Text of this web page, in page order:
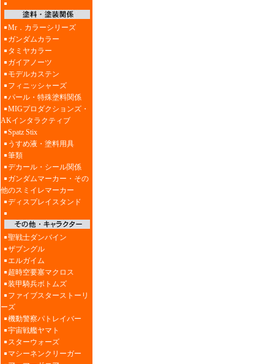
Mr．カラーシリーズ
ガンダムカラー
タミヤカラー
ガイアノーツ
モデルカステン
フィニッシャーズ
パール・特殊塗料関係
MIGプロダクションズ・
AKインタラクティブ
Spatz Stix
うすめ液・塗料用具
筆類
デカール・シール関係
ガンダムマーカー・その
他のスミイレマーカー
ディスプレイスタンド
聖戦士ダンバイン
ザブングル
エルガイム
超時空要塞マクロス
装甲騎兵ボトムズ
ファイブスターストーリ
ーズ
機動警察パトレイバー
宇宙戦艦ヤマト
スターウォーズ
マシーネンクリーガー